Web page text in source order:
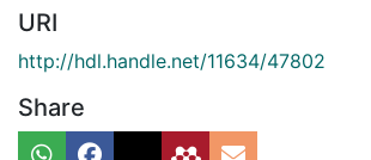
URI
http://hdl.handle.net/11634/47802
Share